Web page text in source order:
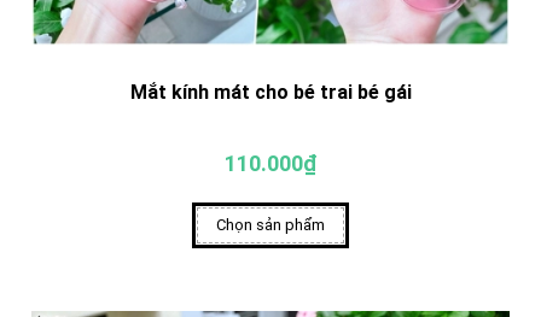
Mắt kính mát cho bé trai bé gái
110.000₫
Chọn sản phẩm